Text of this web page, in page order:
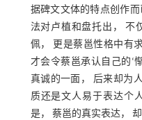
据碑文文体的特点创作
法对卢植和盘托出， 不
佩， 更是蔡邕性格中有
才会令蔡邕承认自己的‘
真诚的一面， 后来却为
质还是文人易于表达个
是， 蔡邕的真实表达，